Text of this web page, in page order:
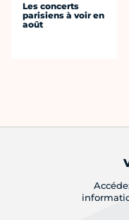
Les concerts
parisiens à voir en
août